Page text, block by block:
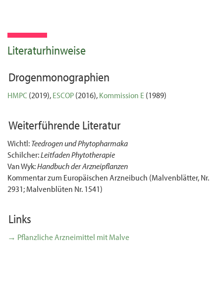
Literaturhinweise
Drogenmonographien
HMPC(2019),ESCOP(2016),Kommission E (1989)
Weiterführende Literatur
Wichtl:Teedrogen und Phytopharmaka
Schilcher:Leitfaden Phytotherapie
Van Wyk:Handbuch der Arzneipflanzen
Kommentar zum Europäischen Arzneibuch (Malvenblätter, Nr.
2931; Malvenblüten Nr. 1541)
Links
→ Pflanzliche Arzneimittel mit Malve